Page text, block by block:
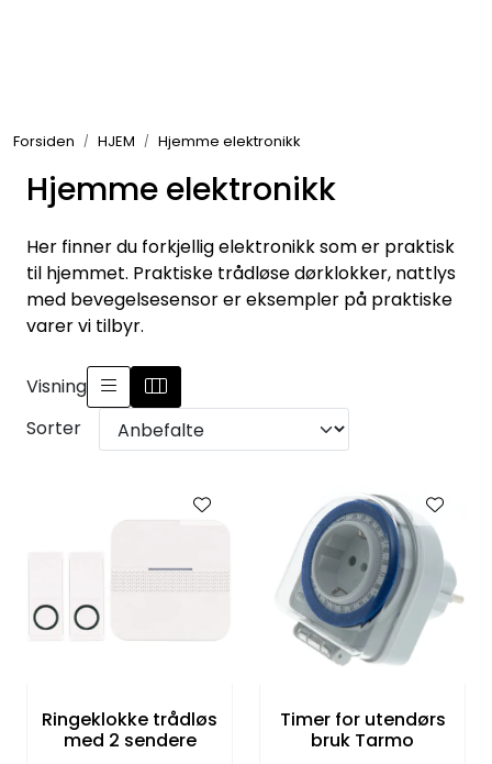
Forsiden HJEM Hjemme elektronikk
Hjemme elektronikk
Her finner du forkjellig elektronikk som er praktisk
til hjemmet. Praktiske trådløse dørklokker, nattlys
med bevegelsesensor er eksempler på praktiske
varer vi tilbyr.
Visning
Sorter
Ringeklokke trådløs
med 2 sendere
Timer for utendørs
bruk Tarmo
UTEMILJØ
FRITID
VERKTØY
HJEM
INTERIØR
GAVESETT